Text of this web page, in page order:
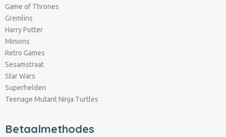
Game of Thrones
Gremlins
Harry Potter
Minions
Retro Games
Sesamstraat
Star Wars
Superhelden
Teenage Mutant Ninja Turtles
Betaalmethodes